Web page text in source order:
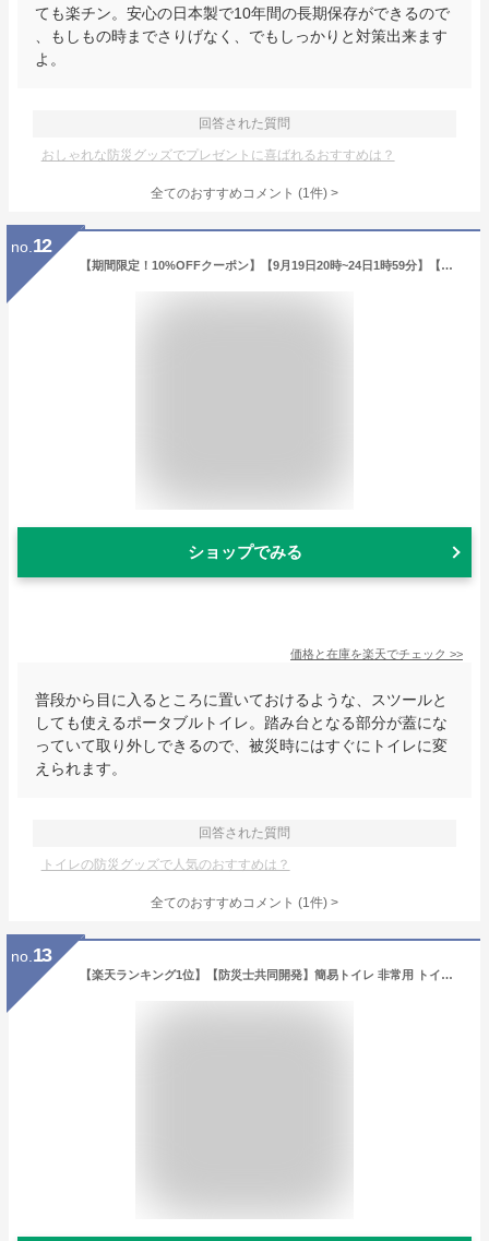
ても楽チン。安心の日本製で10年間の長期保存ができるので
、もしもの時までさりげなく、でもしっかりと対策出来ます
よ。
回答された質問
おしゃれな防災グッズでプレゼントに喜ばれるおすすめは？
全てのおすすめコメント (1件) >
no. 12
【期間限定！10%OFFクーポン】【9月19日20時~24日1時59分】【防災グッズ大賞受賞】 スツーレ® Step 簡易トイレ 折りたたみ ポータブルトイレ 携帯トイレ 防災トイレ 災害用 非常用 防災グッズ 耐荷重150kg 排便袋&凝固剤つき
ショップでみる
価格と在庫を楽天でチェック >>
普段から目に入るところに置いておけるような、スツールと
しても使えるポータブルトイレ。踏み台となる部分が蓋にな
っていて取り外しできるので、被災時にはすぐにトイレに変
えられます。
回答された質問
トイレの防災グッズで人気のおすすめは？
全てのおすすめコメント (1件) >
no. 13
【楽天ランキング1位】【防災士共同開発】簡易トイレ 非常用 トイレ 非常用トイレ 凝固剤 持ち出し袋 50回 100回 緊急簡易トイレ消臭 非常用簡易トイレ 抗菌 滅菌 清潔 臭わない 抗菌消臭簡易トイレ 災害用トイレ 日本製 防災 防災グッズ 防災用品 地震 地震対策 災害